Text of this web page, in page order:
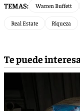
TEMAS: Warren Buffett
Real Estate Riqueza